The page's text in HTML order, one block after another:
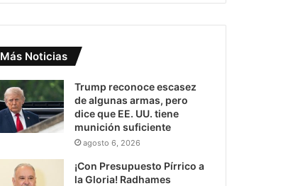
Más Noticias
Trump reconoce escasez
de algunas armas, pero
dice que EE. UU. tiene
munición suficiente
agosto 6, 2026
¡Con Presupuesto Pírrico a
la Gloria! Radhames